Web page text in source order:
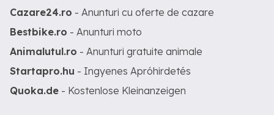
Cazare24.ro - Anunturi cu oferte de cazare
Bestbike.ro - Anunturi moto
Animalutul.ro - Anunturi gratuite animale
Startapro.hu - Ingyenes Apróhirdetés
Quoka.de - Kostenlose Kleinanzeigen